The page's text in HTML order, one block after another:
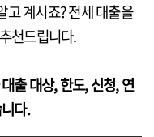
고 계시죠? 전세 대출을
천드립니다.
대출 대상, 한도, 신청, 연
다.